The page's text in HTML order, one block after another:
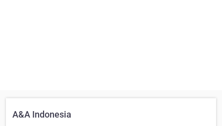
A&A Indonesia